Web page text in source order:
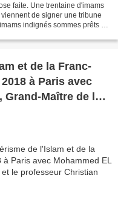
faite. Une trentaine d'imams
de signer une tribune
indignés sommes prêts à
et de la Franc-
à Paris avec
Grand-Maître de la